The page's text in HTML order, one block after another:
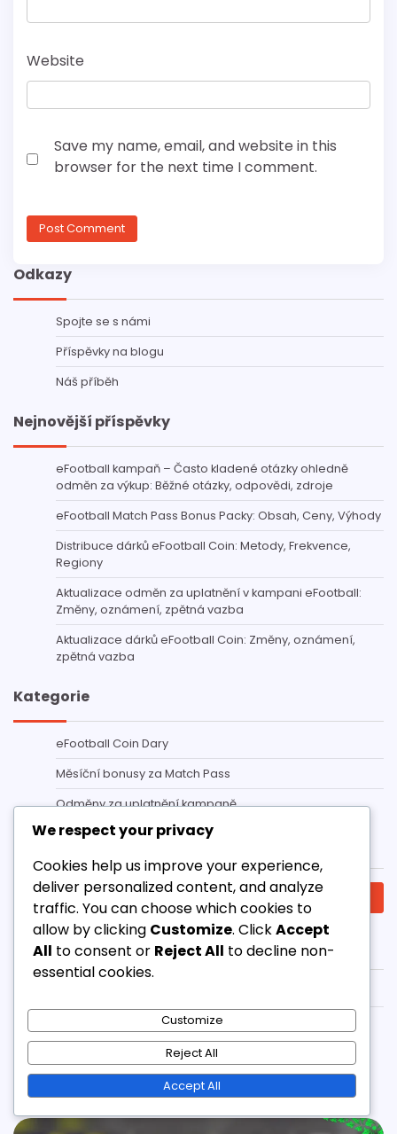
Website
Save my name, email, and website in this
browser for the next time I comment.
Odkazy
Spojte se s námi
Příspěvky na blogu
Náš příběh
Nejnovější příspěvky
eFootball kampaň – Často kladené otázky ohledně
odměn za výkup: Běžné otázky, odpovědi, zdroje
eFootball Match Pass Bonus Packy: Obsah, Ceny, Výhody
Distribuce dárků eFootball Coin: Metody, Frekvence,
Regiony
Aktualizace odměn za uplatnění v kampani eFootball:
Změny, oznámení, zpětná vazba
Aktualizace dárků eFootball Coin: Změny, oznámení,
zpětná vazba
Kategorie
eFootball Coin Dary
Měsíční bonusy za Match Pass
Odměny za uplatnění kampaně
Search
for:
Archiv
Related Posts
We respect your privacy
Cookies help us improve your experience,
deliver personalized content, and analyze
traffic. You can choose which cookies to
allow by clicking Customize. ClickAccept
All to consent or Reject All to decline non-
essential cookies.
Customize
Reject All
Accept All